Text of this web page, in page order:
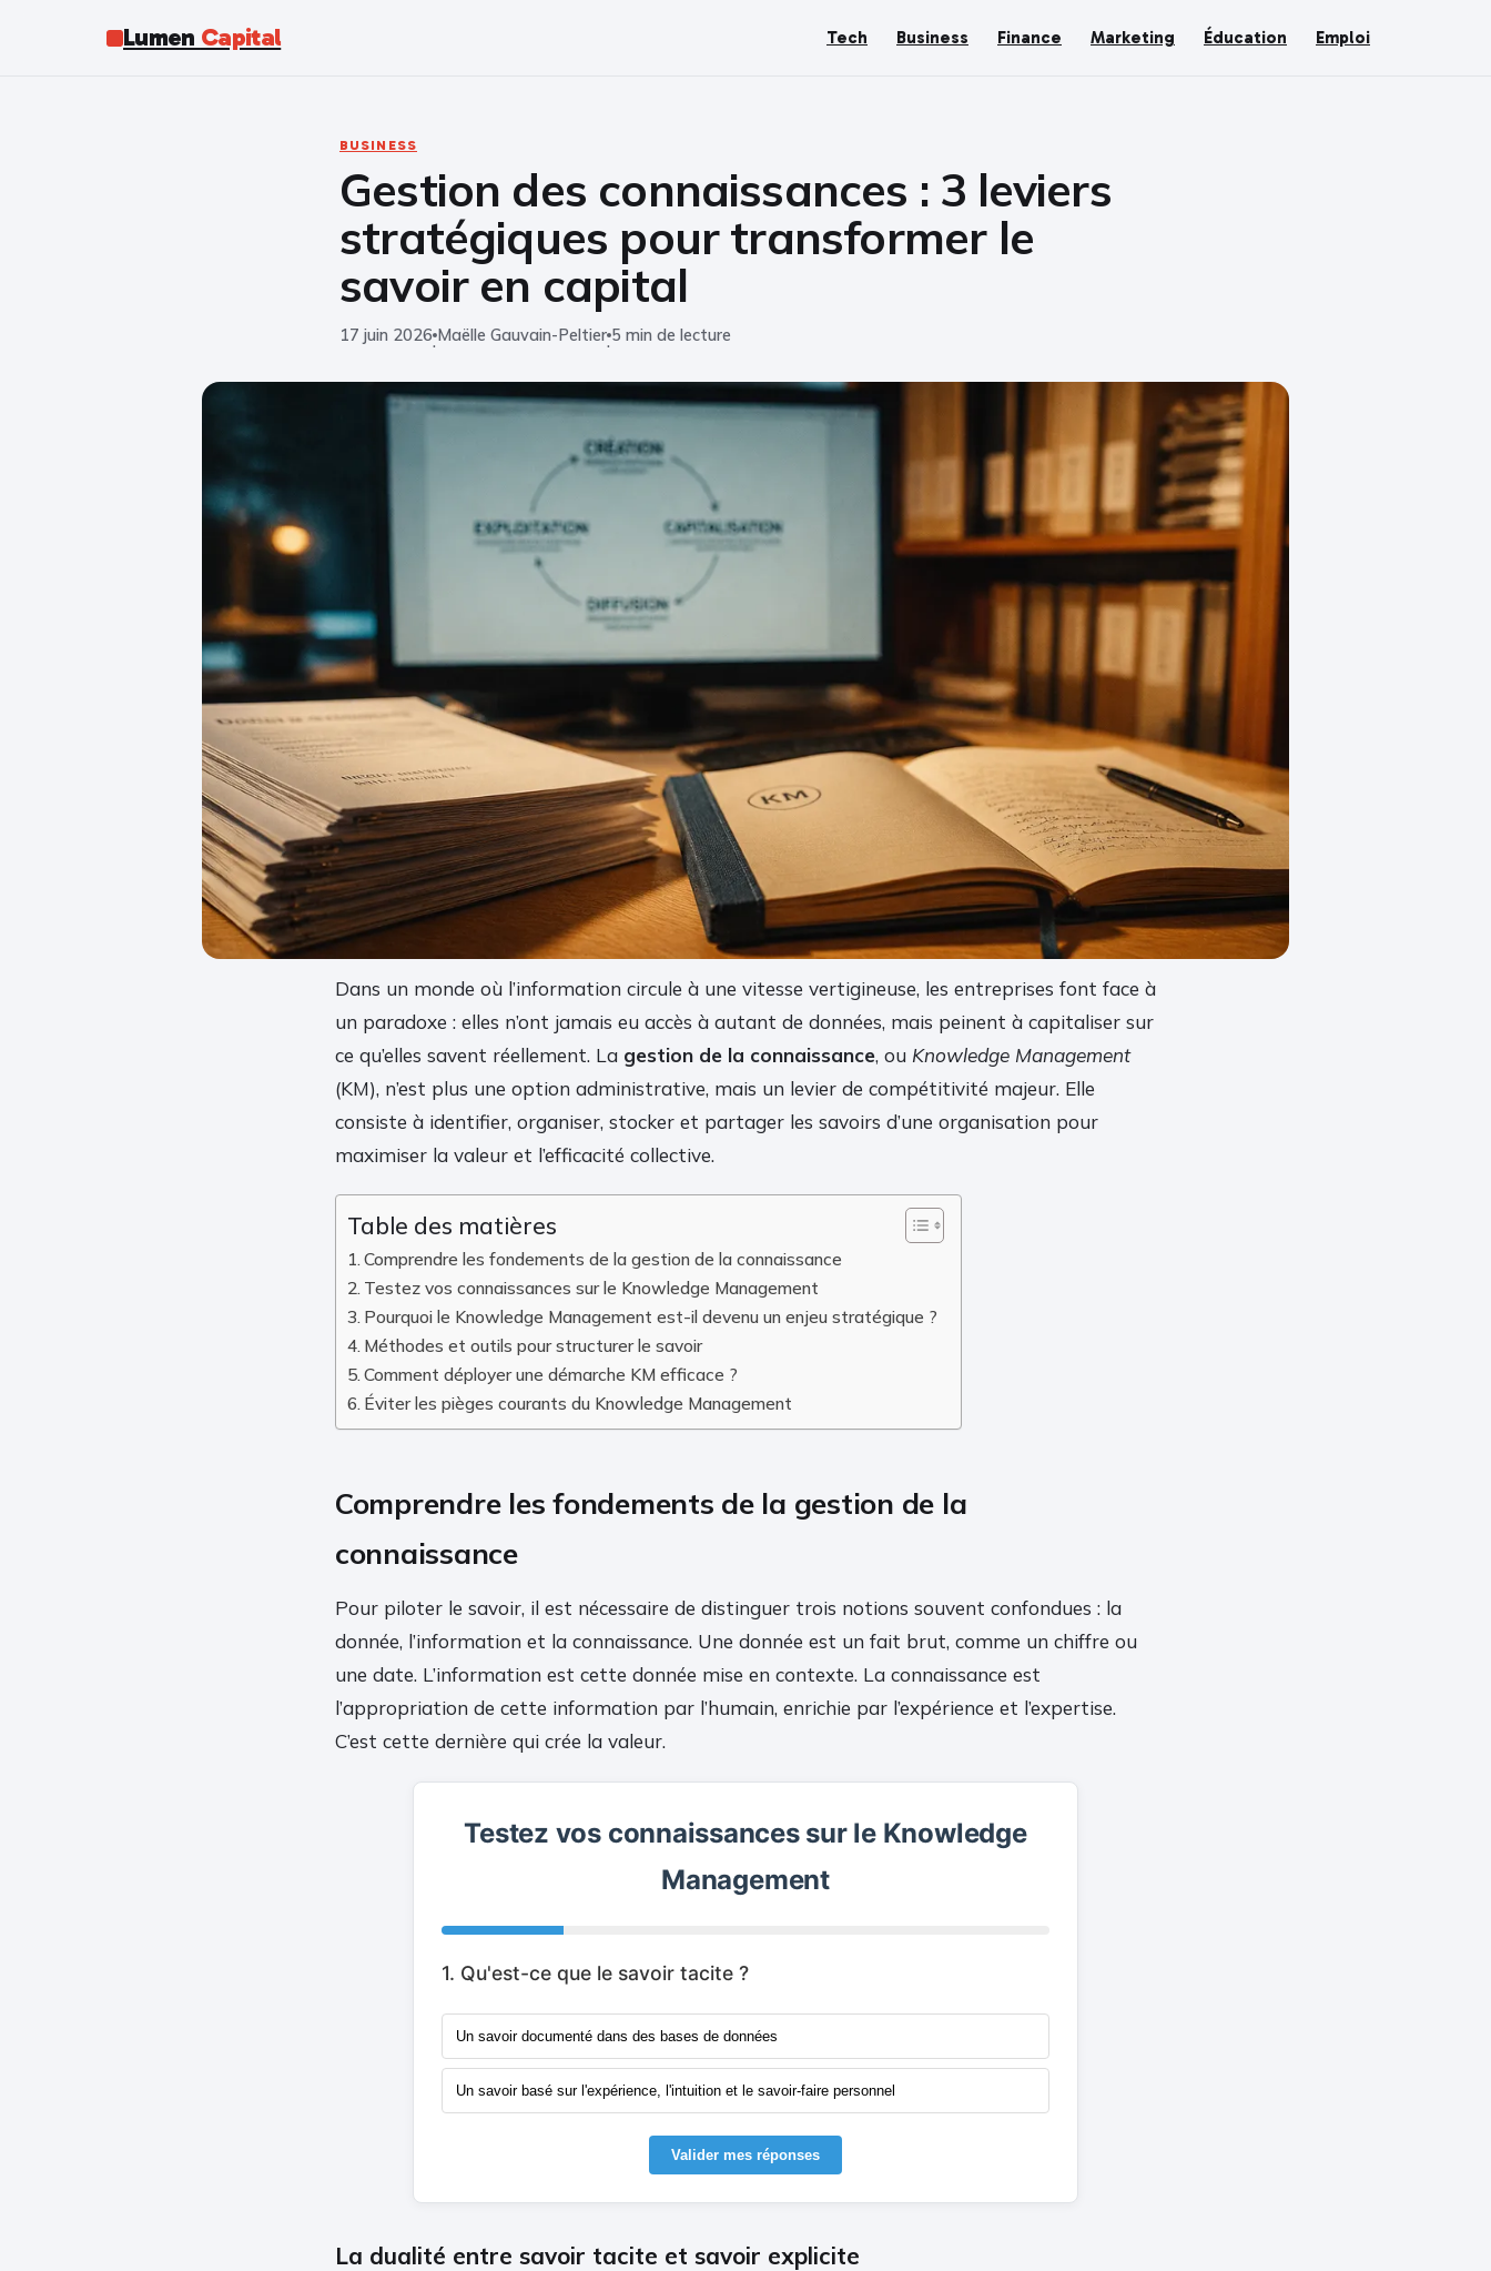
Lumen Capital Tech Business Finance Marketing Éducation Emploi
BUSINESS
Gestion des connaissances : 3 leviers
stratégiques pour transformer le
savoir en capital
17 juin 2026
·
Maëlle Gauvain-Peltier
·
5 min de lecture
Dans un monde où l’information circule à une vitesse vertigineuse, les entreprises font face à
un paradoxe : elles n’ont jamais eu accès à autant de données, mais peinent à capitaliser sur
ce qu’elles savent réellement. La gestion de la connaissance, ou Knowledge Management
(KM), n’est plus une option administrative, mais un levier de compétitivité majeur. Elle
consiste à identifier, organiser, stocker et partager les savoirs d’une organisation pour
maximiser la valeur et l’efficacité collective.
Table des matières
Comprendre les fondements de la gestion de la connaissance
Testez vos connaissances sur le Knowledge Management
Pourquoi le Knowledge Management est-il devenu un enjeu stratégique ?
Méthodes et outils pour structurer le savoir
Comment déployer une démarche KM efficace ?
Éviter les pièges courants du Knowledge Management
Comprendre les fondements de la gestion de la
connaissance
Pour piloter le savoir, il est nécessaire de distinguer trois notions souvent confondues : la
donnée, l’information et la connaissance. Une donnée est un fait brut, comme un chiffre ou
une date. L’information est cette donnée mise en contexte. La connaissance est
l’appropriation de cette information par l’humain, enrichie par l’expérience et l’expertise.
C’est cette dernière qui crée la valeur.
Testez vos connaissances sur le Knowledge
Management
1. Qu'est-ce que le savoir tacite ?
Un savoir documenté dans des bases de données
Un savoir basé sur l'expérience, l'intuition et le savoir-faire personnel
Valider mes réponses
La dualité entre savoir tacite et savoir explicite